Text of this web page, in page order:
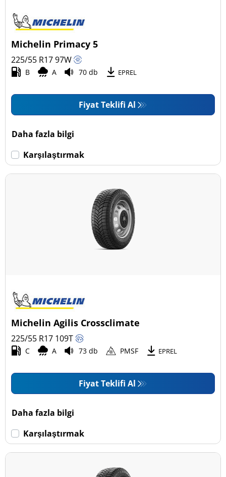
Michelin Primacy 5
225/55 R1797W
B A 70 db EPREL
Fiyat Teklifi Al
Daha fazla bilgi
Karşılaştırmak
Michelin Agilis Crossclimate
225/55 R17 109T
C A 73 db PMSF EPREL
Fiyat Teklifi Al
Daha fazla bilgi
Karşılaştırmak